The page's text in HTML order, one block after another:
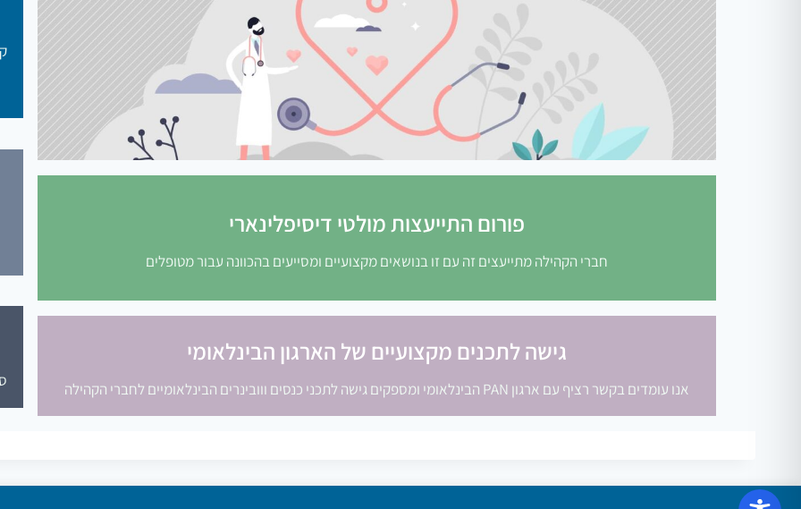
פורום התייעצות מולטי דיסיפלינארי
חברי הקהילה מתייעצים זה עם זו בנושאים מקצועיים ומסייעים בהכוונה עבור מטופלים
גישה לתכנים מקצועיים של הארגון הבינלאומי
אנו עומדים בקשר רציף עם ארגון PAN הבינלאומי ומספקים גישה לתכני כנסים ווובינרים הבינלאומיים לחברי הקהילה
הצטרפו אלינו